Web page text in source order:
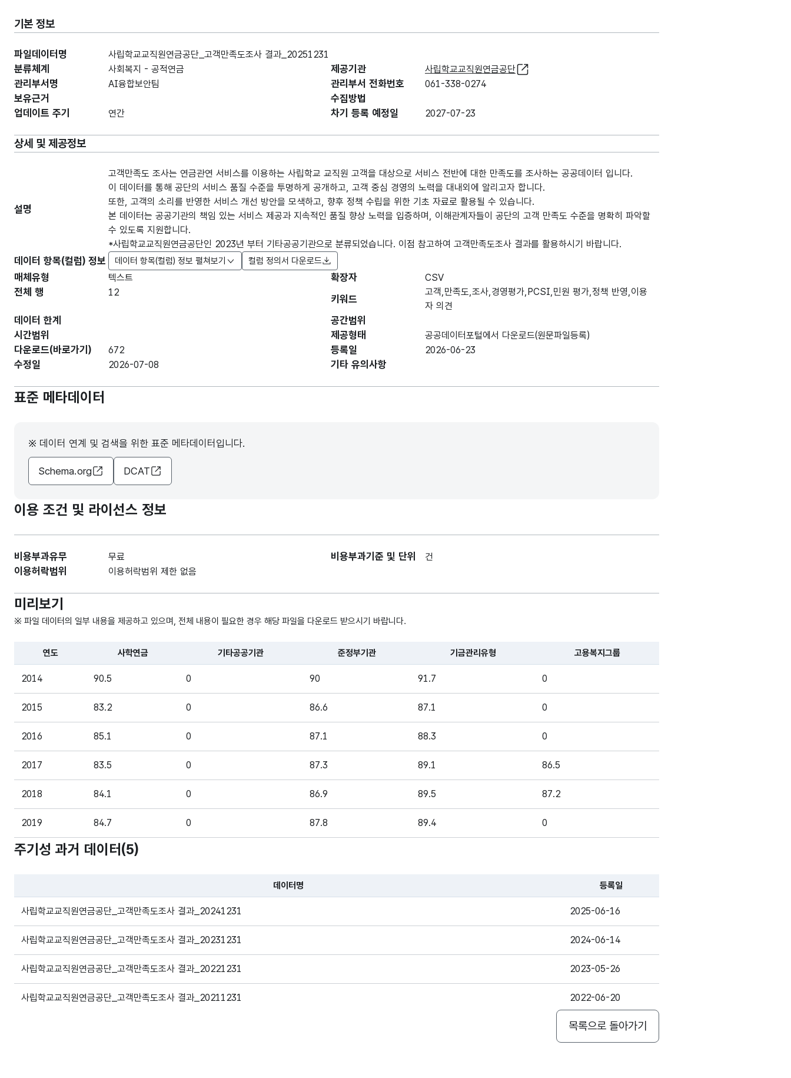
기본 정보
파일데이터명 사립학교교직원연금공단_고객만족도조사 결과_20251231
분류체계 사회복지 - 공적연금 제공기관 사립학교교직원연금공단
관리부서명 AI융합보안팀 관리부서 전화번호 061-338-0274
보유근거
수집방법
업데이트 주기
연간 차기 등록 예정일 2027-07-23
상세 및 제공정보
설명
고객만족도 조사는 연금관연 서비스를 이용하는 사립학교 교직원 고객을 대상으로 서비스 전반에 대한 만족도를 조사하는 공공데이터 입니다.
이 데이터를 통해 공단의 서비스 품질 수준을 투명하게 공개하고, 고객 중심 경영의 노력을 대내외에 알리고자 합니다.
또한, 고객의 소리를 반영한 서비스 개선 방안을 모색하고, 향후 정책 수립을 위한 기초 자료로 활용될 수 있습니다.
본 데이터는 공공기관의 책임 있는 서비스 제공과 지속적인 품질 향상 노력을 입증하며, 이해관계자들이 공단의 고객 만족도 수준을 명확히 파악할
수 있도록 지원합니다.
*사립학교교직원연금공단인 2023년 부터 기타공공기관으로 분류되었습니다. 이점 참고하여 고객만족도조사 결과를 활용하시기 바랍니다.
데이터 항목(컬럼) 정보 데이터 항목(컬럼) 정보 펼쳐보기 컬럼 정의서 다운로드
데이터 항목 표로 항목명, 항목명(영문명), 항목 설명, 도메인분류, 데이터타입, 최대길이, 표현방식, 단위, 생성
항목명
항목명
(영문명)
연도
(VARCHAR)
사학연금
고용복지그룹
숫자형
매체유형 텍스트 확장자 CSV
전체 행 12
키워드
고객,만족도,조사,경영평가,PCSI,민원 평가,정책 반영,이용
자 의견
데이터 한계
공간범위
시간범위
제공형태 공공데이터포털에서 다운로드(원문파일등록)
다운로드(바로가기) 672 등록일 2026-06-23
수정일 2026-07-08 기타 유의사항
표준 메타데이터
※ 데이터 연계 및 검색을 위한 표준 메타데이터입니다.
Schema.org DCAT
이용 조건 및 라이선스 정보
비용부과유무 무료 비용부과기준 및 단위 건
이용허락범위 이용허락범위 제한 없음
미리보기
※ 파일 데이터의 일부 내용을 제공하고 있으며, 전체 내용이 필요한 경우 해당 파일을 다운로드 받으시기 바랍니다.
연도 사학연금 기타공공기관 준정부기관 기금관리유형 고용복지그룹
2014 90.5 0 90 91.7 0
2015 83.2 0 86.6 87.1 0
2016 85.1 0 87.1 88.3 0
2017 83.5 0 87.3 89.1 86.5
2018 84.1 0 86.9 89.5 87.2
2019 84.7 0 87.8 89.4 0
2020 84.3
2022 86 0
2023 86.9 86
2024 86.2 86
2025 87.5 88.1
주기성 과거 데이터(5)
파일 데이터의 과거 데이터표로 데이터명, 등록일로 구성되어있습니다.
데이터명 등록일
사립학교교직원연금공단_고객만족도조사 결과_20241231 2025-06-16
사립학교교직원연금공단_고객만족도조사 결과_20231231 2024-06-14
사립학교교직원연금공단_고객만족도조사 결과_20221231 2023-05-26
사립학교교직원연금공단_고객만족도조사 결과_20211231 2022-06-20
2021-05-17
목록으로 돌아가기